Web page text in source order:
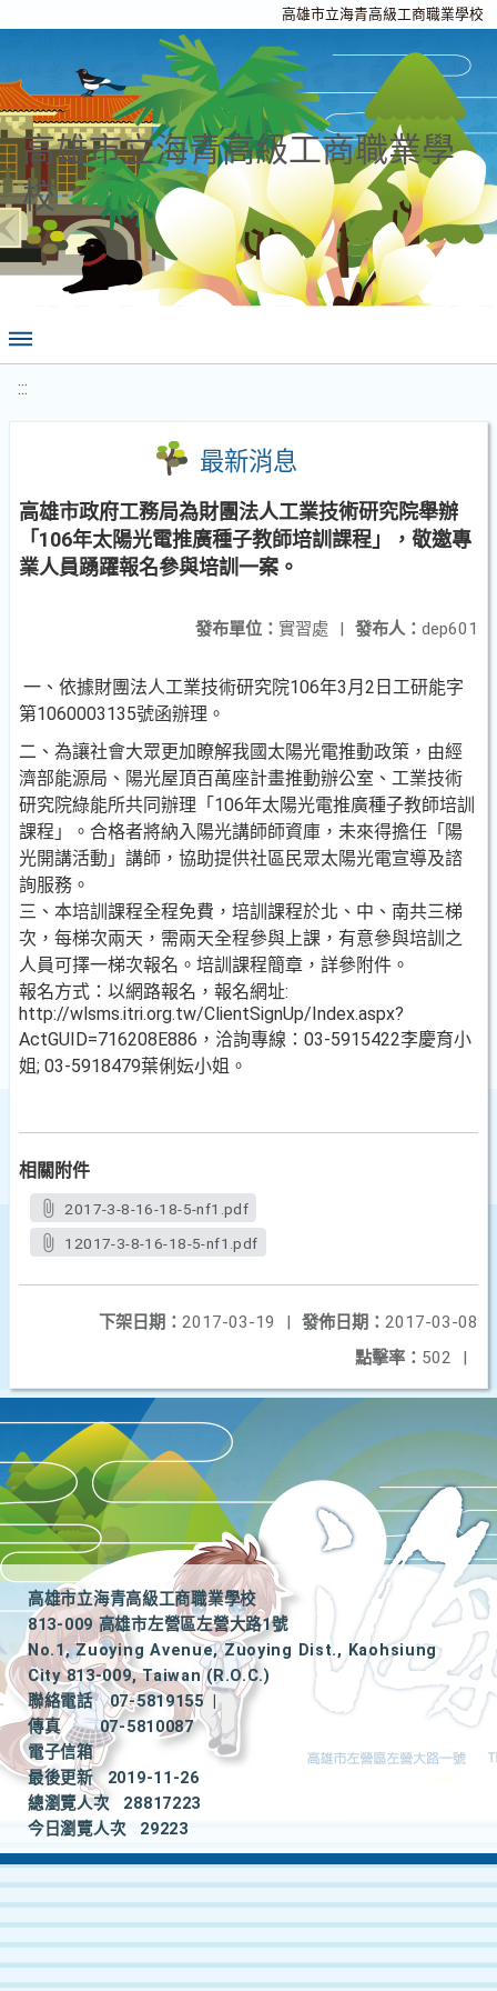
高雄市立海青高級工商職業學校
高雄市立海青高級工商職業學
校
:::
最新消息
高雄市政府工務局為財團法人工業技術研究院舉辦
「106年太陽光電推廣種子教師培訓課程」，敬邀專
業人員踴躍報名參與培訓一案。
發布人： dep601
發布單位： 實習處 |
一、依據財團法人工業技術研究院106年3月2日工研能字
第1060003135號函辦理。
二、為讓社會大眾更加瞭解我國太陽光電推動政策，由經
濟部能源局、陽光屋頂百萬座計畫推動辦公室、工業技術
研究院綠能所共同辦理「106年太陽光電推廣種子教師培訓
課程」。合格者將納入陽光講師師資庫，未來得擔任「陽
光開講活動」講師，協助提供社區民眾太陽光電宣導及諮
詢服務。
三、本培訓課程全程免費，培訓課程於北、中、南共三梯
次，每梯次兩天，需兩天全程參與上課，有意參與培訓之
人員可擇一梯次報名。培訓課程簡章，詳參附件。
報名方式：以網路報名，報名網址:
http://wlsms.itri.org.tw/ClientSignUp/Index.aspx?
ActGUID=716208E886，洽詢專線：03-5915422李慶育小
姐; 03-5918479葉俐妘小姐。
相關附件
2017-3-8-16-18-5-nf1.pdf
12017-3-8-16-18-5-nf1.pdf
發佈日期： 2017-03-08
下架日期： 2017-03-19
|
點擊率： 502 |
高雄市立海青高級工商職業學校
813-009 高雄市左營區左營大路1號
No.1, Zuoying Avenue, Zuoying Dist., Kaohsiung
City 813-009, Taiwan (R.O.C.)
聯絡電話
07-5819155
|
傳真
07-5810087
電子信箱
最後更新
2019-11-26
總瀏覽人次
28817223
今日瀏覽人次
29223